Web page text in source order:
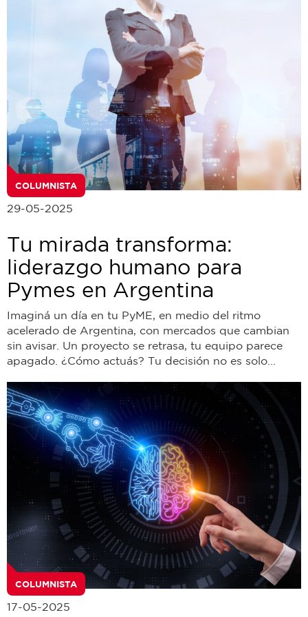
COLUMNISTA
29-05-2025
Tu mirada transforma:
liderazgo humano para
Pymes en Argentina
Imaginá un día en tu PyME, en medio del ritmo
acelerado de Argentina, con mercados que cambian
sin avisar. Un proyecto se retrasa, tu equipo parece
apagado. ¿Cómo actuás? Tu decisión no es solo...
COLUMNISTA
17-05-2025